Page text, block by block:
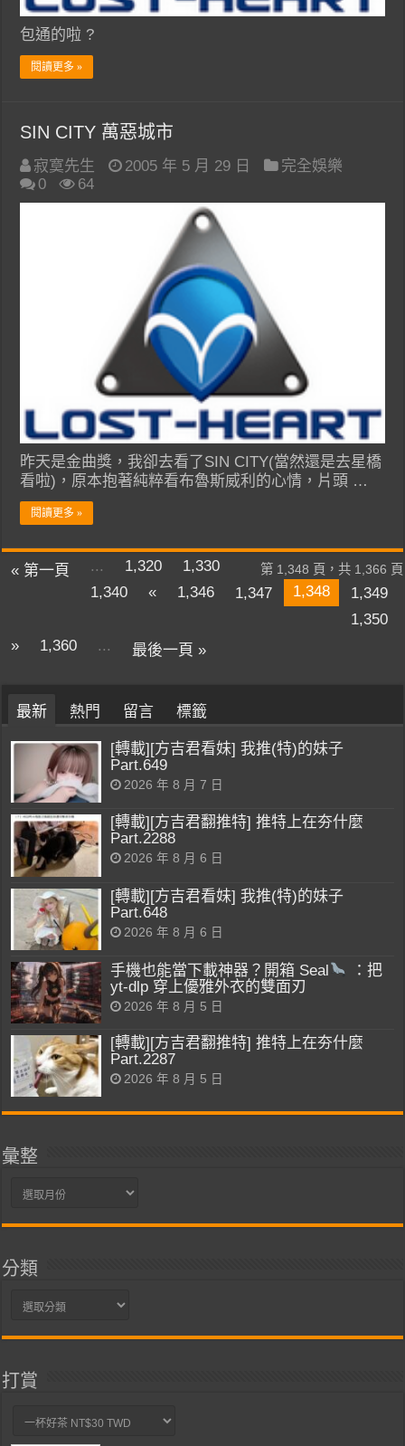
包通的啦 ?
閱讀更多 »
SIN CITY 萬惡城市
寂寞先生 2005 年 5 月 29 日
完全娛樂
0
64
昨天是金曲獎，我卻去看了SIN CITY(當然還是去星橋
看啦)，原本抱著純粹看布魯斯威利的心情，片頭 …
閱讀更多 »
第 1,348 頁，共 1,366 頁
« 第一頁 ... 1,320
1,330
1,340
« 1,346 1,347 1,348
1,349
1,350
»
1,360 ... 最後一頁 »
最新 熱門 留言 標籤
[轉載][方吉君看妹] 我推(特)的妹子
Part.649
2026 年 8 月 7 日
[轉載][方吉君翻推特] 推特上在夯什麼
Part.2288
2026 年 8 月 6 日
[轉載][方吉君看妹] 我推(特)的妹子
Part.648
2026 年 8 月 6 日
手機也能當下載神器？開箱 Seal
：把
yt-dlp 穿上優雅外衣的雙面刃
2026 年 8 月 5 日
[轉載][方吉君翻推特] 推特上在夯什麼
Part.2287
2026 年 8 月 5 日
彙整
彙
分類
分
打賞